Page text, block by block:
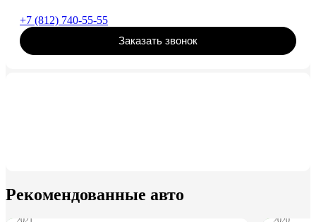
+7 (812) 740-55-55
Заказать звонок
Рекомендованные авто
2021 2020